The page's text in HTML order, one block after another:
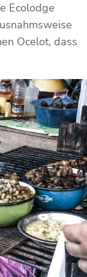
Ecolodge
Ocelot, dass